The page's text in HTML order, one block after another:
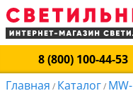
8 (800) 100-44-53
Главная / Каталог/